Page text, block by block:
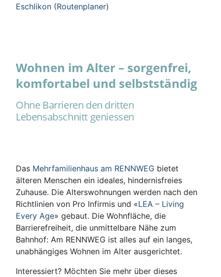
Eschlikon (Routenplaner)
Wohnen im Alter – sorgenfrei,
komfortabel und selbstständig
Ohne Barrieren den dritten
Lebensabschnitt geniessen
Das Mehrfamilienhaus am RENNWEG bietet
älteren Menschen ein ideales, hindernisfreies
Zuhause. Die Alterswohnungen werden nach den
Richtlinien von Pro Infirmis und «LEA – Living
Every Age» gebaut. Die Wohnfläche, die
Barrierefreiheit, die unmittelbare Nähe zum
Bahnhof: Am RENNWEG ist alles auf ein langes,
unabhängiges Wohnen im Alter ausgerichtet.
Interessiert? Möchten Sie mehr über dieses